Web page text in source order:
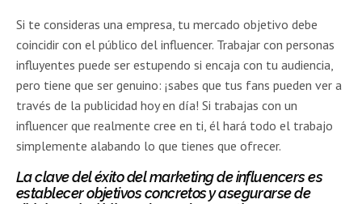
Si te consideras una empresa, tu mercado objetivo debe
coincidir con el público del influencer. Trabajar con personas
influyentes puede ser estupendo si encaja con tu audiencia,
pero tiene que ser genuino: ¡sabes que tus fans pueden ver a
través de la publicidad hoy en día! Si trabajas con un
influencer que realmente cree en ti, él hará todo el trabajo
simplemente alabando lo que tienes que ofrecer.
La clave del éxito delmarketing de influencerses
establecer objetivos concretos y asegurarse de